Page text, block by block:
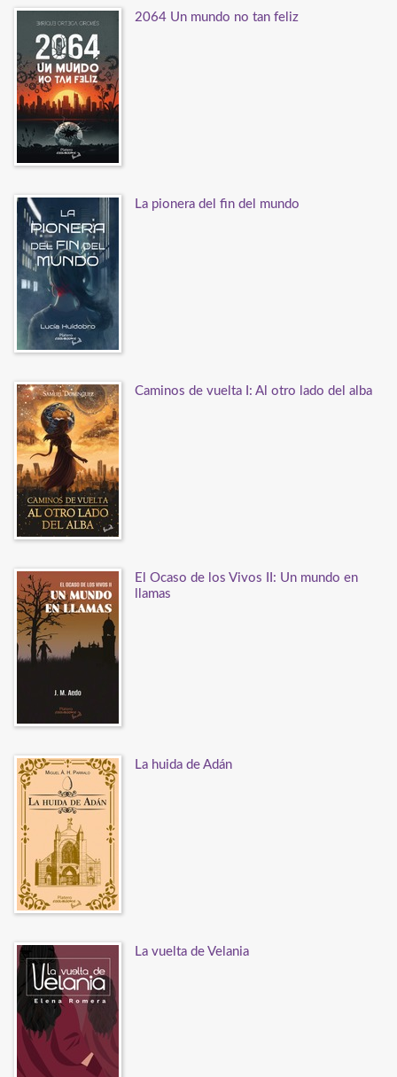
2064 Un mundo no tan feliz
La pionera del fin del mundo
Caminos de vuelta I: Al otro lado del alba
El Ocaso de los Vivos II: Un mundo en
llamas
La huida de Adán
La vuelta de Velania